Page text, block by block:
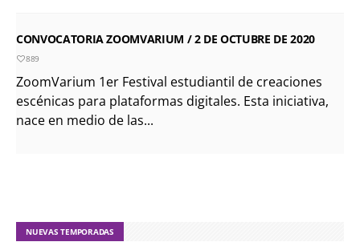
CONVOCATORIA ZOOMVARIUM / 2 DE OCTUBRE DE 2020
889
ZoomVarium 1er Festival estudiantil de creaciones
escénicas para plataformas digitales. Esta iniciativa,
nace en medio de las...
NUEVAS TEMPORADAS